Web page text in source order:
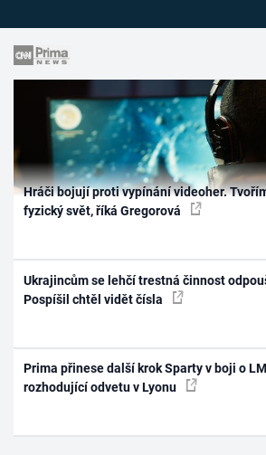
Hráči bojují proti vypínání videoher.
fyzický svět, říká Gregorová
Ukrajincům se lehčí trestná činnost
Pospíšil chtěl vidět čísla
Prima přinese další krok Sparty v boji o
rozhodující odvetu v Lyonu